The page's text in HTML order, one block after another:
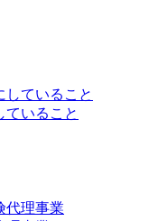
ていること